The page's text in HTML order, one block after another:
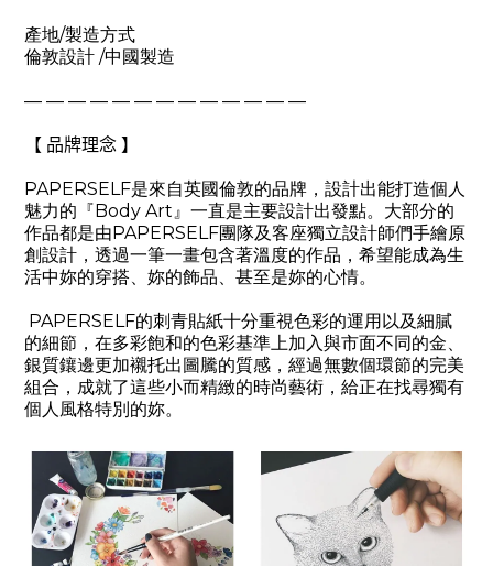
產地/製造方式
倫敦設計 /中國製造
— — — — — — — — — — — — —
【 品牌理念 】
PAPERSELF是來自英國倫敦的品牌，設計出能打造個人
魅力的『Body Art』一直是主要設計出發點。大部分的
作品都是由PAPERSELF團隊及客座獨立設計師們手繪原
創設計，透過一筆一畫包含著溫度的作品，希望能成為生
活中妳的穿搭、妳的飾品、甚至是妳的心情。
PAPERSELF的刺青貼紙十分重視色彩的運用以及細膩
的細節，在多彩飽和的色彩基準上加入與市面不同的金、
銀質鑲邊更加襯托出圖騰的質感，經過無數個環節的完美
組合，成就了這些小而精緻的時尚藝術，給正在找尋獨有
個人風格特別的妳。